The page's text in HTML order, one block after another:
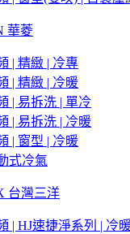
華菱
| 精緻 | 冷專
| 精緻 | 冷暖
| 易拆洗 | 單冷
| 易拆洗 | 冷暖
| 窗型 | 冷暖
式冷氣
台灣三洋
| HJ速捷淨系列 | 冷